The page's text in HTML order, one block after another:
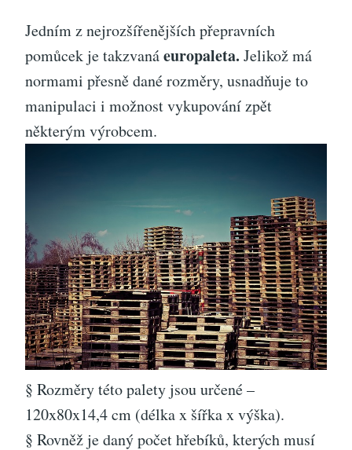
Jedním z nejrozšířenějších přepravních
pomůcek je takzvanáeuropaleta. Jelikož má
normami přesně dané rozměry, usnadňuje to
manipulaci i možnost vykupování zpět
některým výrobcem.
§ Rozměry této palety jsou určené –
120x80x14,4 cm (délka x šířka x výška).
§ Rovněž je daný počet hřebíků, kterých musí